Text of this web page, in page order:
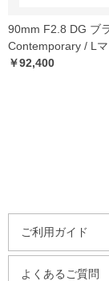
90mm F2.8 DG ブ
Contemporary / L
￥92,400
ご利用ガイド
よくあるご質問